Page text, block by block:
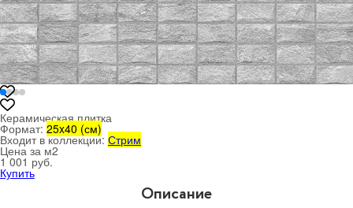
Керамическая плитка
Формат: 25x40 (см)
Входит в коллекции: Стрим
Цена за м2
1 001 руб.
Купить
Описание